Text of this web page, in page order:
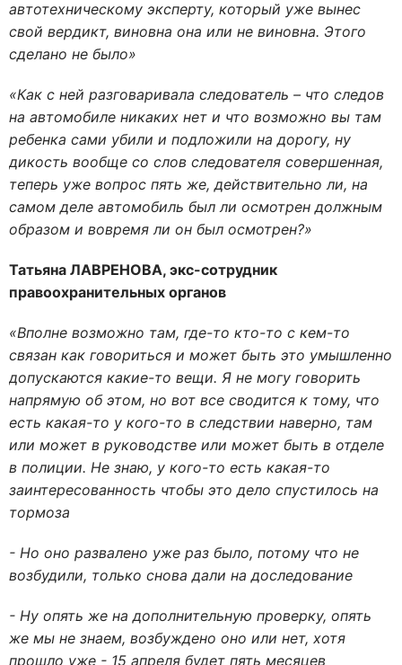
автотехническому эксперту, который уже вынес
свой вердикт, виновна она или не виновна. Этого
сделано не было»
«Как с ней разговаривала следователь – что следов
на автомобиле никаких нет и что возможно вы там
ребенка сами убили и подложили на дорогу, ну
дикость вообще со слов следователя совершенная,
теперь уже вопрос пять же, действительно ли, на
самом деле автомобиль был ли осмотрен должным
образом и вовремя ли он был осмотрен?»
Татьяна ЛАВРЕНОВА, экс-сотрудник
правоохранительных органов
«Вполне возможно там, где-то кто-то с кем-то
связан как говориться и может быть это умышленно
допускаются какие-то вещи. Я не могу говорить
напрямую об этом, но вот все сводится к тому, что
есть какая-то у кого-то в следствии наверно, там
или может в руководстве или может быть в отделе
в полиции. Не знаю, у кого-то есть какая-то
заинтересованность чтобы это дело спустилось на
тормоза
- Но оно развалено уже раз было, потому что не
возбудили, только снова дали на доследование
- Ну опять же на дополнительную проверку, опять
же мы не знаем, возбуждено оно или нет, хотя
прошло уже - 15 апреля будет пять месяцев